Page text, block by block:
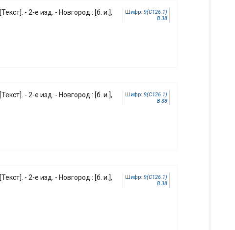
Шифр: 9(С126.1)
В 38
[Текст]. - 2-е изд. - Новгород : [б. и.],
Шифр: 9(С126.1)
В 38
[Текст]. - 2-е изд. - Новгород : [б. и.],
Шифр: 9(С126.1)
В 38
[Текст]. - 2-е изд. - Новгород : [б. и.],